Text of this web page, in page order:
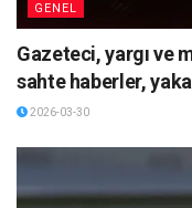
GENEL
Gazeteci, yargı ve
sahte haberler,
2026-03-30